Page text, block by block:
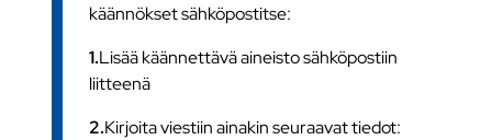
käännökset sähköpostitse:
1.Lisää käännettävä aineisto sähköpostiin
liitteenä
2.Kirjoita viestiin ainakin seuraavat tiedot: